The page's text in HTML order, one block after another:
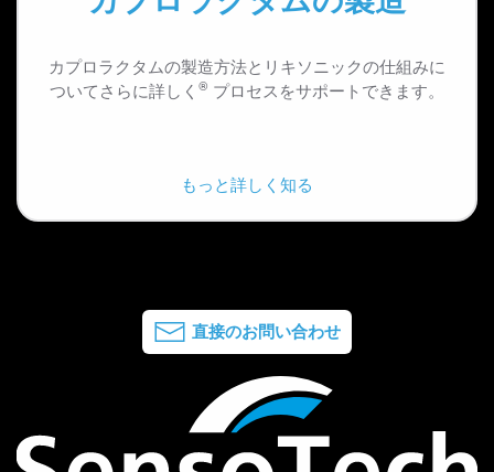
カプロラクタムの製造方法とリキソニックの仕組みに
ついてさらに詳しく ® プロセスをサポートできます。
もっと詳しく知る
直接のお問い合わせ